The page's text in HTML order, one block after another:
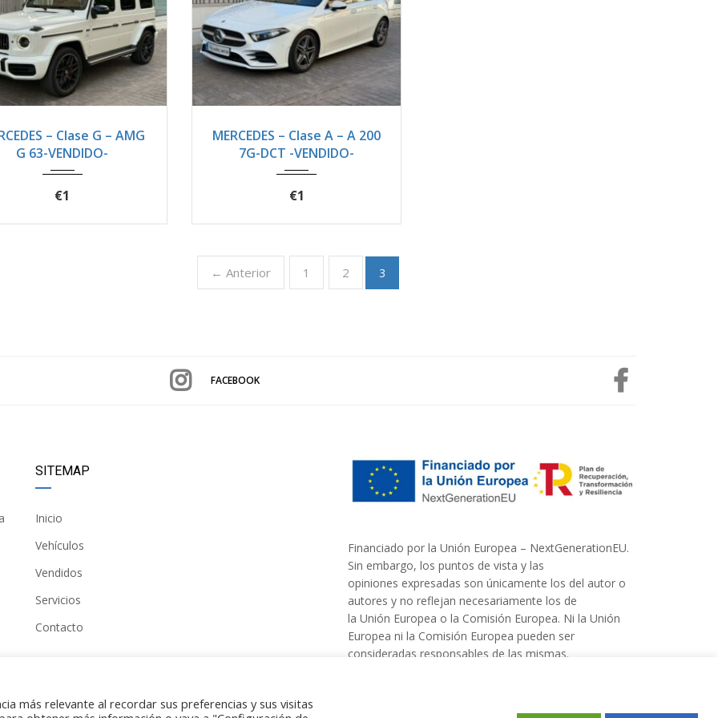
– Clase G – AMG
G 63-VENDIDO-
€1
MERCEDES – Clase A – A 200
7G-DCT -VENDIDO-
€1
← Anterior 1 2 3
FACEBOOK
SITEMAP
Inicio
Vehículos
Vendidos
Servicios
Contacto
Financiado por la Unión Europea – NextGenerationEU.
Sin embargo, los puntos de vista y las
opiniones expresadas son únicamente los del autor o
autores y no reflejan necesariamente los de
la Unión Europea o la Comisión Europea. Ni la Unión
Europea ni la Comisión Europea pueden ser
consideradas responsables de las mismas.
más relevante al recordar sus preferencias y sus visitas